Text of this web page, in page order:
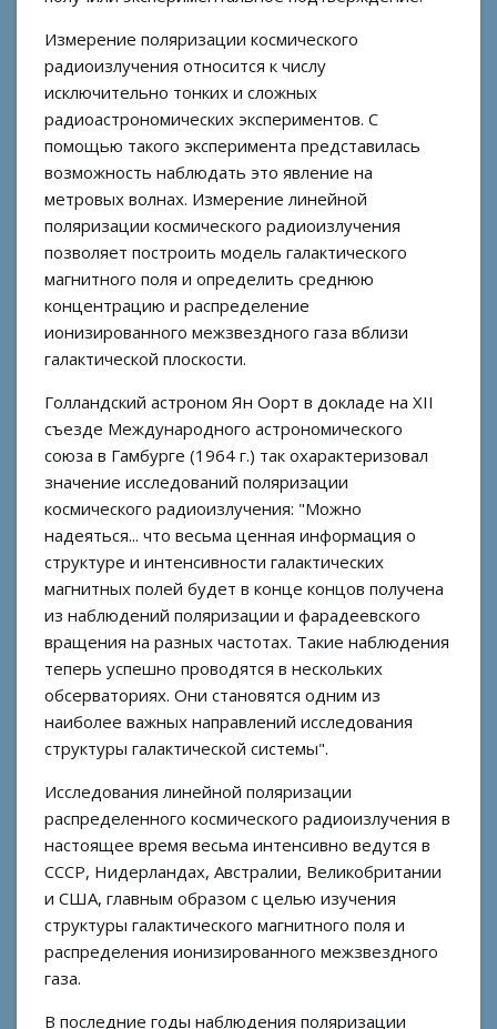
Измерение поляризации космического
радиоизлучения относится к числу
исключительно тонких и сложных
радиоастрономических экспериментов. С
помощью такого эксперимента представилась
возможность наблюдать это явление на
метровых волнах. Измерение линейной
поляризации космического радиоизлучения
позволяет построить модель галактического
магнитного поля и определить среднюю
концентрацию и распределение
ионизированного межзвездного газа вблизи
галактической плоскости.
Голландский астроном Ян Оорт в докладе на XII
съезде Международного астрономического
союза в Гамбурге (1964 г.) так охарактеризовал
значение исследований поляризации
космического радиоизлучения: "Можно
надеяться... что весьма ценная информация о
структуре и интенсивности галактических
магнитных полей будет в конце концов получена
из наблюдений поляризации и фарадеевского
вращения на разных частотах. Такие наблюдения
теперь успешно проводятся в нескольких
обсерваториях. Они становятся одним из
наиболее важных направлений исследования
структуры галактической системы".
Исследования линейной поляризации
распределенного космического радиоизлучения в
настоящее время весьма интенсивно ведутся в
СССР, Нидерландах, Австралии, Великобритании
и США, главным образом с целью изучения
структуры галактического магнитного поля и
распределения ионизированного межзвездного
газа.
В последние годы наблюдения поляризации